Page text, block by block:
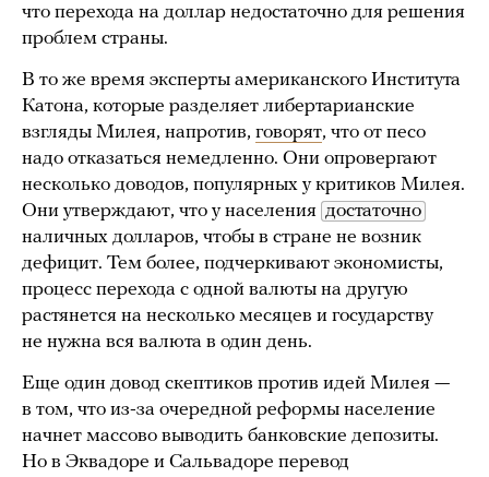
что перехода на доллар недостаточно для решения
проблем страны.
В то же время эксперты американского Института
Катона, которые разделяет либертарианские
взгляды Милея, напротив, говорят, что от песо
надо отказаться немедленно. Они опровергают
несколько доводов, популярных у критиков Милея.
Они утверждают, что у населения достаточно
наличных долларов, чтобы в стране не возник
дефицит. Тем более, подчеркивают экономисты,
процесс перехода с одной валюты на другую
растянется на несколько месяцев и государству
не нужна вся валюта в один день.
Еще один довод скептиков против идей Милея —
в том, что из-за очередной реформы население
начнет массово выводить банковские депозиты.
Но в Эквадоре и Сальвадоре перевод